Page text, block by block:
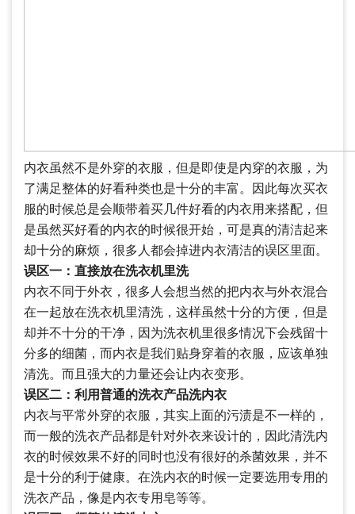
内衣虽然不是外穿的衣服，但是即使是内穿的衣服，为
了满足整体的好看种类也是十分的丰富。因此每次买衣
服的时候总是会顺带着买几件好看的内衣用来搭配，但
是虽然买好看的内衣的时候很开始，可是真的清洁起来
却十分的麻烦，很多人都会掉进内衣清洁的误区里面。
误区一：直接放在洗衣机里洗
内衣不同于外衣，很多人会想当然的把内衣与外衣混合
在一起放在洗衣机里清洗，这样虽然十分的方便，但是
却并不十分的干净，因为洗衣机里很多情况下会残留十
分多的细菌，而内衣是我们贴身穿着的衣服，应该单独
清洗。而且强大的力量还会让内衣变形。
误区二：利用普通的洗衣产品洗内衣
内衣与平常外穿的衣服，其实上面的污渍是不一样的，
而一般的洗衣产品都是针对外衣来设计的，因此清洗内
衣的时候效果不好的同时也没有很好的杀菌效果，并不
是十分的利于健康。在洗内衣的时候一定要选用专用的
洗衣产品，像是内衣专用皂等等。